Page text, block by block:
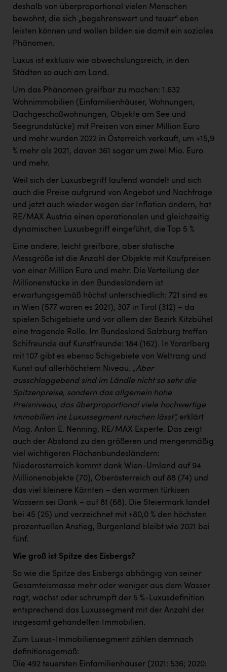
deshalb von überproportional vielen Menschen
bewohnt, die sich „begehrenswert und teuer“ eben
leisten können und wollen bilden sie damit ein soziales
Phänomen.
Luxus ist exklusiv wie abwechslungsreich, in den
Städten so auch am Land.
Um das Phänomen greifbar zu machen: 1.632
Wohnimmobilien (Einfamilienhäuser, Wohnungen,
Dachgeschoßwohnungen, Objekte am See und
Seegrundstücke) mit Preisen von einer Million Euro
und mehr wurden 2022 in Österreich verkauft, um +15,9
% mehr als 2021, davon 361 sogar um zwei Mio. Euro
und mehr.
Weil sich der Luxusbegriff laufend wandelt und sich
auch die Preise aufgrund von Angebot und Nachfrage
und jetzt auch wieder wegen der Inflation ändern, hat
RE/MAX Austria einen operationalen und gleichzeitig
dynamischen Luxusbegriff eingeführt, die Top 5 %
Eine andere, leicht greifbare, aber statische
Messgröße ist die Anzahl der Objekte mit Kaufpreisen
von einer Million Euro und mehr. Die Verteilung der
Millionenstücke in den Bundesländern ist
erwartungsgemäß höchst unterschiedlich: 721 sind es
in Wien (577 waren es 2021), 307 in Tirol (312) – da
spielen Schigebiete und vor allem der Bezirk Kitzbühel
eine tragende Rolle. Im Bundesland Salzburg treffen
Schifreunde auf Kunstfreunde: 184 (162). In Vorarlberg
mit 107 gibt es ebenso Schigebiete von Weltrang und
Kunst auf allerhöchstem Niveau. „Aber
ausschlaggebend sind im Ländle nicht so sehr die
Spitzenpreise, sondern das allgemein hohe
Preisniveau, das überproportional viele hochwertige
Immobilien ins Luxussegment rutschen lässt“, erklärt
Mag. Anton E. Nenning, RE/MAX Experte. Das zeigt
auch der Abstand zu den größeren und mengenmäßig
viel wichtigeren Flächenbundesländern:
Niederösterreich kommt dank Wien-Umland auf 94
Millionenobjekte (70), Oberösterreich auf 88 (74) und
das viel kleinere Kärnten – den warmen türkisen
Wassern sei Dank – auf 81 (68). Die Steiermark landet
bei 45 (25) und verzeichnet mit +80,0 % den höchsten
prozentuellen Anstieg, Burgenland bleibt wie 2021 bei
fünf.
Wie groß ist Spitze des Eisbergs?
So wie die Spitze des Eisbergs abhängig von seiner
Gesamteismasse mehr oder weniger aus dem Wasser
ragt, wächst oder schrumpft der 5 %-Luxusdefinition
entsprechend das Luxussegment mit der Anzahl der
insgesamt gehandelten Immobilien.
Zum Luxus-Immobiliensegment zählen demnach
definitionsgemäß:
Die 492 teuersten Einfamilienhäuser (2021: 536; 2020: